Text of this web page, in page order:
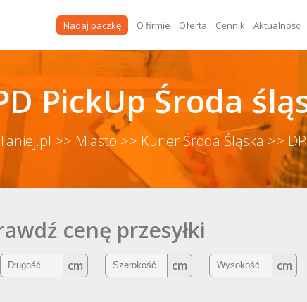
Nadaj paczkę O firmie Oferta Cennik Aktualności
PickUp Środa
>> Miasto >> Kurier Środa Śląska >>
cenę przesyłki
cm cm cm